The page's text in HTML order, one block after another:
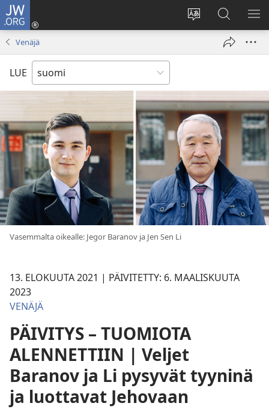
JW.ORG
Vaihda
sivuston
Kirjaudu
(avaa
Hae
JW.ORG-
sivustolta
Venäjä
LUE
Vasemmalta oikealle: Jegor Baranov ja Jen Sen Li
13. ELOKUUTA 2021 | PÄIVITETTY: 6. MAALISKUUTA
2023
VENÄJÄ
PÄIVITYS – TUOMIOTA
ALENNETTIIN | Veljet
Baranov ja Li pysyvät tyyninä
ja luottavat Jehovaan